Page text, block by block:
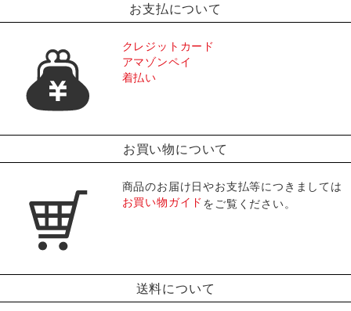
お支払について
クレジットカード
アマゾンペイ
着払い
お買い物について
商品のお届け日やお支払等につきましては
お買い物ガイド をご覧ください。
送料について